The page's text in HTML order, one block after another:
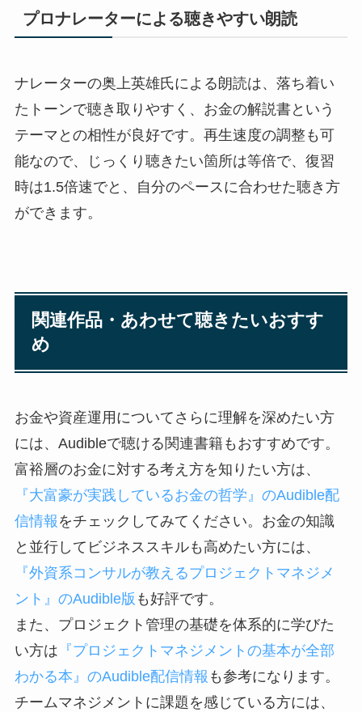
プロナレーターによる聴きやすい朗読
ナレーターの奥上英雄氏による朗読は、落ち着い
たトーンで聴き取りやすく、お金の解説書という
テーマとの相性が良好です。再生速度の調整も可
能なので、じっくり聴きたい箇所は等倍で、復習
時は1.5倍速でと、自分のペースに合わせた聴き方
ができます。
関連作品・あわせて聴きたいおすす
め
お金や資産運用についてさらに理解を深めたい方
には、Audibleで聴ける関連書籍もおすすめです。
富裕層のお金に対する考え方を知りたい方は、
『大富豪が実践しているお金の哲学』のAudible配
信情報 をチェックしてみてください。お金の知識
と並行してビジネススキルも高めたい方には、
『外資系コンサルが教えるプロジェクトマネジメ
ント』のAudible版 も好評です。
また、プロジェクト管理の基礎を体系的に学びた
い方は 『プロジェクトマネジメントの基本が全部
わかる本』のAudible配信情報 も参考になります。
チームマネジメントに課題を感じている方には、